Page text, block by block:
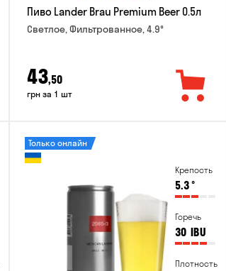
Пиво Lander Brau Premium Beer 0.5л
Светлое, Фильтрованное, 4.9°
43,50
грн за 1 шт
Крепость
5.3°
Горечь
30 IBU
Плотность
Только онлайн